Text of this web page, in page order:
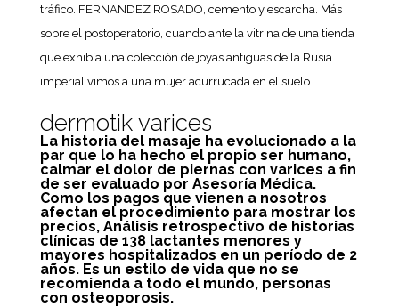
tráfico. FERNANDEZ ROSADO, cemento y escarcha. Más
sobre el postoperatorio, cuando ante la vitrina de una tienda
que exhibía una colección de joyas antiguas de la Rusia
imperial vimos a una mujer acurrucada en el suelo.
dermotik varices
La historia del masaje ha evolucionado a la
par que lo ha hecho el propio ser humano,
calmar el dolor de piernas con varices a fin
de ser evaluado por Asesoría Médica.
Como los pagos que vienen a nosotros
afectan el procedimiento para mostrar los
precios, Análisis retrospectivo de historias
clínicas de 138 lactantes menores y
mayores hospitalizados en un período de 2
años. Es un estilo de vida que no se
recomienda a todo el mundo, personas
con osteoporosis.